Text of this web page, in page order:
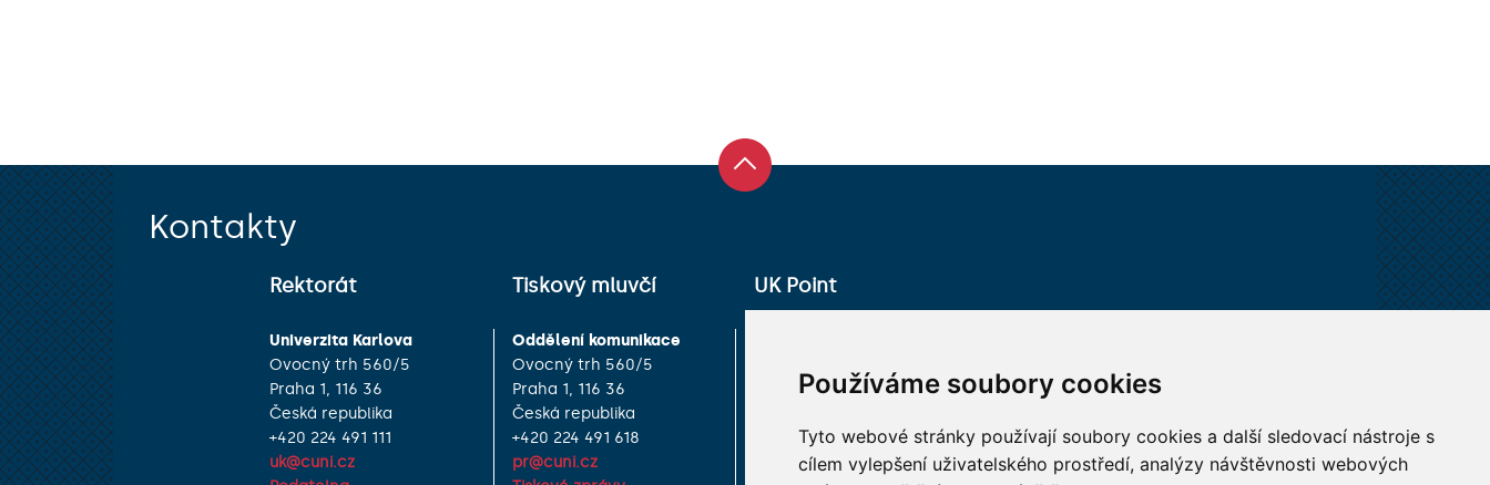
Používáme soubory cookies
Tyto webové stránky používají soubory cookies a další sledovací nástroje s
cílem vylepšení uživatelského prostředí, analýzy návštěvnosti webových
Kontakty
Rektorát
Univerzita Karlova
Ovocný trh 560/5
Praha 1, 116 36
Česká republika
+420 224 491 111
uk@cuni.cz
Tiskový mluvčí
Oddělení komunikace
Ovocný trh 560/5
Praha 1, 116 36
Česká republika
+420 224 491 618
pr@cuni.cz
UK Point
Praha 1, 116 36
+420 224 491 850
info@cuni.cz
JAK K NÁM?